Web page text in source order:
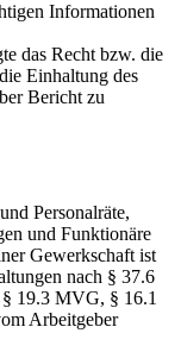
Informationen
das Recht bzw. die
Einhaltung des
Bericht zu
Personalräte,
und Funktionäre
Gewerkschaft ist
nach § 37.6
19.3 MVG, § 16.1
Arbeitgeber